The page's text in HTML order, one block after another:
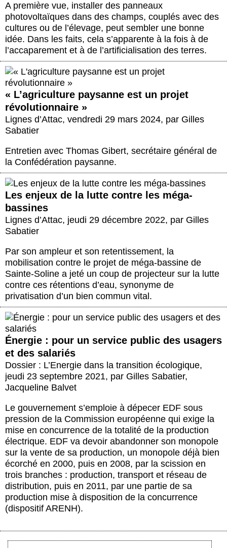
Boutique
A première vue, installer des panneaux
photovoltaïques dans des champs, couplés avec des
cultures ou de l’élevage, peut sembler une bonne
idée. Dans les faits, cela s’apparente à la fois à de
l’accaparement et à de l’artificialisation des terres.
« L’agriculture paysanne est un projet
révolutionnaire »
Lignes d’Attac, vendredi 29 mars 2024, par Gilles
Sabatier
Entretien avec Thomas Gibert, secrétaire général de
la Confédération paysanne.
Les enjeux de la lutte contre les méga-
bassines
Lignes d’Attac, jeudi 29 décembre 2022, par Gilles
Sabatier
Par son ampleur et son retentissement, la
mobilisation contre le projet de méga-bassine de
Sainte-Soline a jeté un coup de projecteur sur la lutte
contre ces rétentions d’eau, synonyme de
privatisation d’un bien commun vital.
Énergie : pour un service public des usagers
et des salariés
Dossier : L’Energie dans la transition écologique,
jeudi 23 septembre 2021, par Gilles Sabatier,
Jacqueline Balvet
Le gouvernement s’emploie à dépecer EDF sous
pression de la Commission européenne qui exige la
mise en concurrence de la totalité de la production
électrique. EDF va devoir abandonner son monopole
sur la vente de sa production, un monopole déjà bien
écorché en 2000, puis en 2008, par la scission en
trois branches : production, transport et réseau de
distribution, puis en 2011, par une partie de sa
production mise à disposition de la concurrence
(dispositif ARENH).